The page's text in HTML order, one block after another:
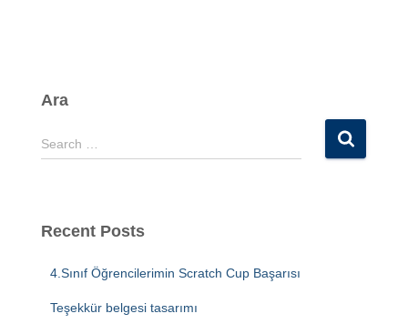
Ara
S
e
h
Search …
Recent Posts
4.Sınıf Öğrencilerimin Scratch Cup Başarısı
Teşekkür belgesi tasarımı